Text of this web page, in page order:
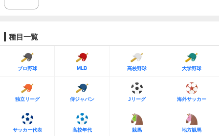
種目一覧
プロ野球 MLB 高校野球 大学野球
独立リーグ 侍ジャパン Jリーグ 海外サッカー
サッカー代表 高校年代 競馬 地方競馬